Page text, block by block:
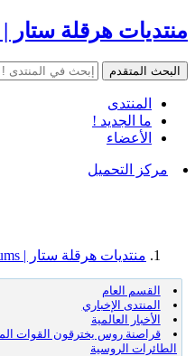
منتديات هرقلة ستار | Hergla Star Forums
المنتدى
ما الجديد !
الأعضاء
مركز التحميل
منتديات هرقلة ستار | Hergla Star Forums
القسم العام
المنتدى الإخباري
الأخبار العالمية
قراصنة روس يخترقون القوات
الطائرات الروسية